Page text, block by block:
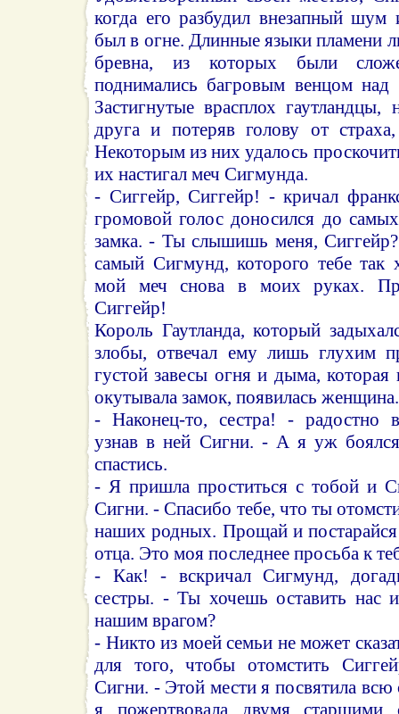
когда его разбудил внезапный шум
был в огне. Длинные языки пламени
бревна, из которых были
поднимались багровым венцом
Застигнутые врасплох гаутландцы,
друга и потеряв голову от
Некоторым из них удалось
их настигал меч Сигмунда.
- Сиггейр, Сиггейр! - кричал
громовой голос доносился до
замка. - Ты слышишь меня,
самый Сигмунд, которого тебе так
мой меч снова в моих руках.
Сиггейр!
Король Гаутланда, который
злобы, отвечал ему лишь глухим
густой завесы огня и дыма,
окутывала замок, появилась женщина.
- Наконец-то, сестра! - радостно
узнав в ней Сигни. - А я уж
спастись.
- Я пришла проститься с тобой и
Сигни. - Спасибо тебе, что ты
наших родных. Прощай и
отца. Это моя последнее просьба к
- Как! - вскричал Сигмунд,
сестры. - Ты хочешь оставить нас
нашим врагом?
- Никто из моей семьи не может
для того, чтобы отомстить
Сигни. - Этой мести я посвятила
я пожертвовала двумя старшими